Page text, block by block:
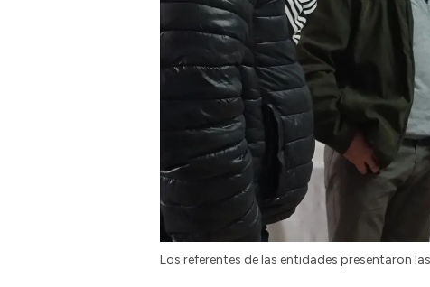
Los referentes de las entidades presentaron